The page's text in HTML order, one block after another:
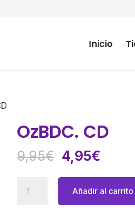
Inicio
OzBDC. CD
9,95€ El
precio
era:
9,95€.
4,95€
es:
Añadir al carrito